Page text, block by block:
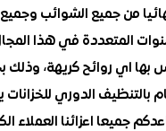
من جميع الشوائب وجميع
المتعددة في هذا
اي روائح كريهة، وذلك
بالتنظيف الدوري
جميعا اعزائنا العملاء